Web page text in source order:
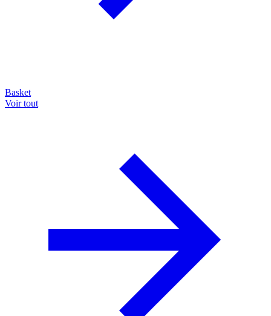
Basket
Voir tout